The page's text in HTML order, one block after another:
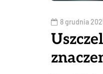
8 grudnia